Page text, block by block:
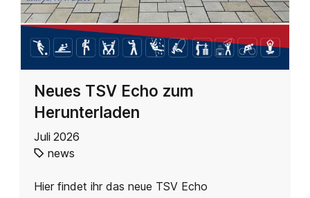
Neues TSV Echo zum
Herunterladen
Juli 2026
news
Hier findet ihr das neue TSV Echo